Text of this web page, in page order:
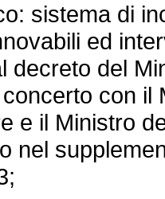
sistema di
ed
decreto del
con il
e il Ministro
nel